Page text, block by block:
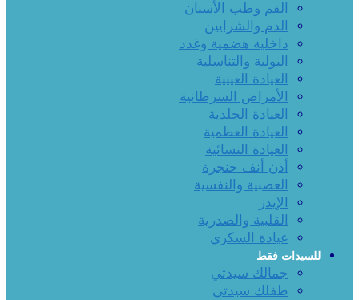
الفم وطب الأسنان
الدم والشرايين
داخلية هضمية وغدد
البولية والتناسلية
العيادة العينية
الأمراض السرطانية
العيادة الجلدية
العيادة العظمية
العيادة النسائية
أذن أنف حنجرة
العصبية والنفسية
الإيدز
القلبية والصدرية
عيادة السكري
للسيدات فقط
جمالك سيدتي
طفلك سيدتي